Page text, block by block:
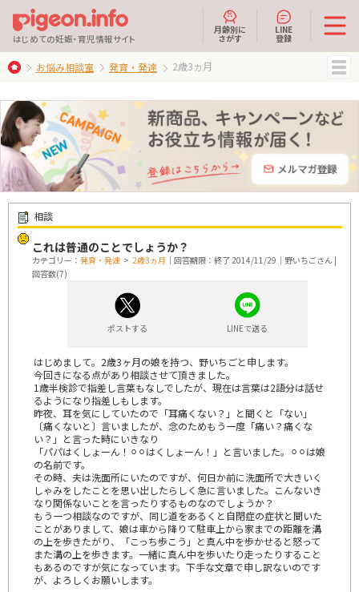
はじめての妊娠・育児情報サイト
月齢別に
さがす
LINE
登録
お悩み相談室 発育・発達 2歳3ヵ月
相談
これは普通のことでしょうか？
カテゴリー： 発育・発達 > 2歳3ヵ月 ｜回答期限：終了 2014/11/29｜野いちごさん |
回答数(7)
ポストする LINEで送る
はじめまして。2歳3ヶ月の娘を持つ、野いちごと申します。
今回きになる点があり相談させて頂きました。
1歳半検診で指差し言葉もなしでしたが、現在は言葉は2語分は話せ
るようになり指差しもします。
昨夜、耳を気にしていたので「耳痛くない？」と聞くと「ない」
〔痛くないと〕言いましたが、念のためもう一度「痛い？痛くな
い？」と言った時にいきなり
「パパはくしょーん！⚪︎⚪︎はくしょーん！」と言いました。⚪︎⚪︎は娘
の名前です。
その時、夫は洗面所にいたのですが、何日か前に洗面所で大きいく
しゃみをしたことを思い出したらしく急に言いました。こんないき
なり関係ないことを言ったりするものなのでしょうか？
もう一つ相談なのですが、同じ道をあるくと自閉症の症状と聞いた
ことがありまして、娘は車から降りて駐車上から家までの距離を溝
の上を歩きたがり、「こっち歩こう」と真ん中を歩かせると怒って
また溝の上を歩きます。一緒に真ん中を歩いたり走ったりすること
もあるのですが気になっています。下手な文章で申し訳ないのです
が、よろしくお願いします。